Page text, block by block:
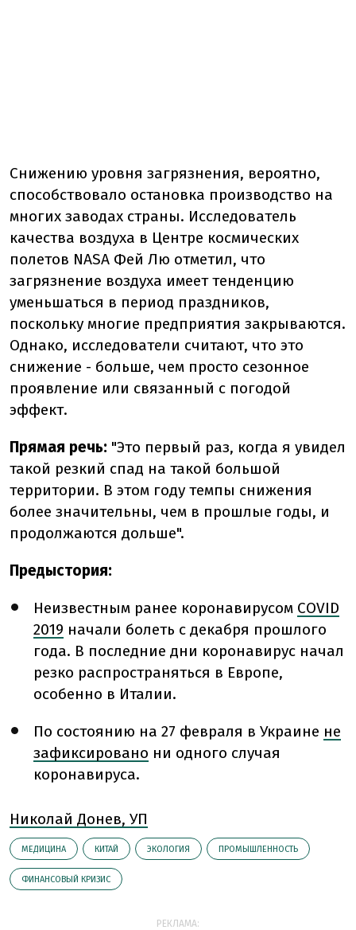
Снижению уровня загрязнения, вероятно,
способствовало остановка производство на
многих заводах страны. Исследователь
качества воздуха в Центре космических
полетов NASA Фей Лю отметил, что
загрязнение воздуха имеет тенденцию
уменьшаться в период праздников,
поскольку многие предприятия закрываются.
Однако, исследователи считают, что это
снижение - больше, чем просто сезонное
проявление или связанный с погодой
эффект.
Прямая речь: "Это первый раз, когда я увидел
такой резкий спад на такой большой
территории. В этом году темпы снижения
более значительны, чем в прошлые годы, и
продолжаются дольше".
Предыстория:
Неизвестным ранее коронавирусом COVID
2019 начали болеть с декабря прошлого
года. В последние дни коронавирус начал
резко распространяться в Европе,
особенно в Италии.
По состоянию на 27 февраля в Украине не
зафиксировано ни одного случая
коронавируса.
Николай Донев, УП
МЕДИЦИНА КИТАЙ ЭКОЛОГИЯ ПРОМЫШЛЕННОСТЬ
ФИНАНСОВЫЙ КРИЗИС
РЕКЛАМА: